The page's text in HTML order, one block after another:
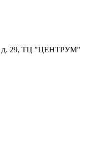
д. 29, ТЦ "ЦЕНТРУМ"